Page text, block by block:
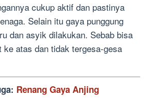
cukup aktif dan pastinya
Selain itu gaya punggung
dan asyik dilakukan. Sebab bisa
ke atas dan tidak tergesa-gesa
Renang Gaya Anjing